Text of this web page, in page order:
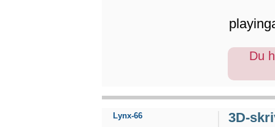
Du
3D-
Lynx-66